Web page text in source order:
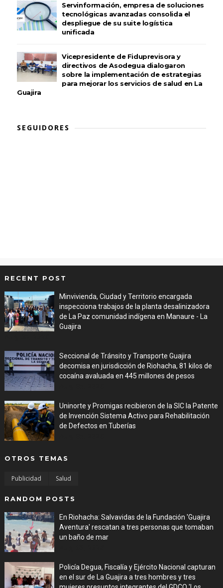
Servinformación, empresa de soluciones
tecnológicas avanzadas consolida el
despliegue de su suite logística
unificada
Vicepresidente de Fiduprevisora y
directivos de Asodegua dialogaron
sobre la implementación de estrategias
para mejorar los servicios de salud en La
Guajira
SEGUIDORES
RECENT POST
Minvivienda, Ciudad y Territorio encargada
inspecciona trabajos de la planta desalinizadora
de La Paz comunidad indígena en Manaure - La
Guajira
Seccional de Tránsito y Transporte Guajira
decomisa en jurisdicción de Riohacha, 81 kilos de
cocaína avaluada en 445 millones de pesos
Uninorte y Promigas recibieron de la SIC la Patente
de Invención Sistema Activo para Rehabilitación
de Defectos en Tuberías
OTROS TEMAS
Publicidad Salud
RANDOM POSTS
En Riohacha: Salvavidas de la Fundación 'Guajira
Aventura' rescatan a tres personas que tomaban
un baño de mar
Policía Degua, Fiscalía y Ejército Nacional capturan
en el sur de La Guajira a tres hombres y tres